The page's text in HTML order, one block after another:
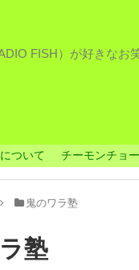
FISH）が好きなお
ついて チーモンチョ
鬼のワラ塾
塾